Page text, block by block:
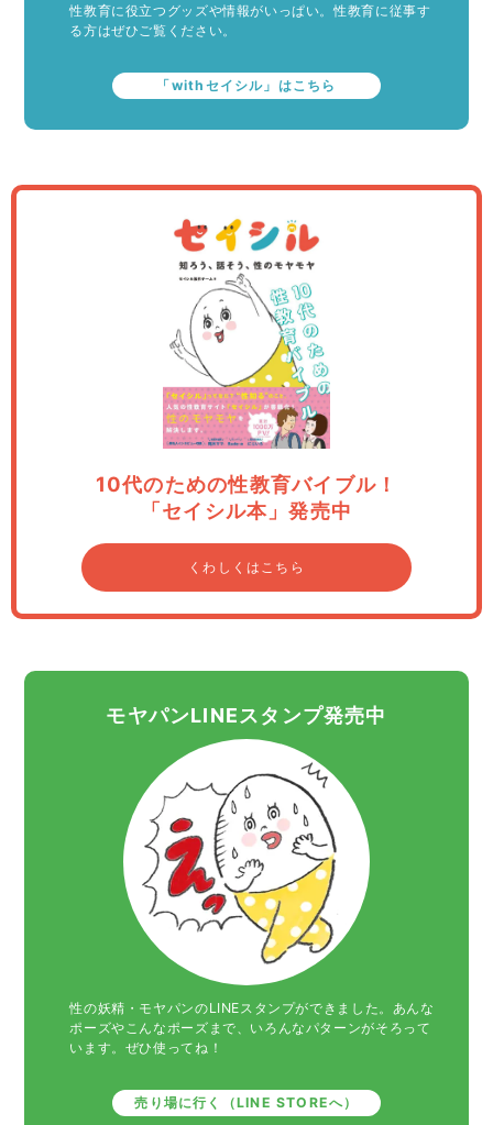
性教育に役立つグッズや情報がいっぱい。性教育に従事す
る方はぜひご覧ください。
「withセイシル」はこちら
10代のための性教育バイブル！
「セイシル本」発売中
くわしくはこちら
モヤパンLINEスタンプ発売中
性の妖精・モヤパンのLINEスタンプができました。あんな
ポーズやこんなポーズまで、いろんなパターンがそろって
います。ぜひ使ってね！
売り場に行く（LINE STOREへ）